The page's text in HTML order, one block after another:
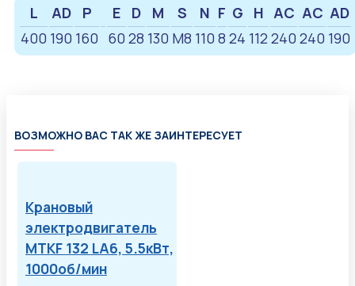
L AD P E D M S N F G H AC AC AD
400 190 160 60 28 130 М8 110 8 24 112 240 240 190
ВОЗМОЖНО ВАС ТАК ЖЕ ЗАИНТЕРЕСУЕТ
Крановый
электродвигатель
MTKF 132 LA6, 5.5кВт,
1000об/мин